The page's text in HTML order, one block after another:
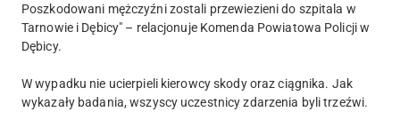
Poszkodowani mężczyźni zostali przewiezieni do szpitala w
Tarnowie i Dębicy" – relacjonuje Komenda Powiatowa Policji w
Dębicy.
W wypadku nie ucierpieli kierowcy skody oraz ciągnika. Jak
wykazały badania, wszyscy uczestnicy zdarzenia byli trzeźwi.